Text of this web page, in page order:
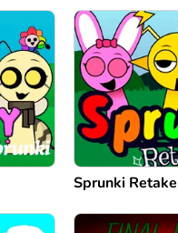
Sprunki Retake